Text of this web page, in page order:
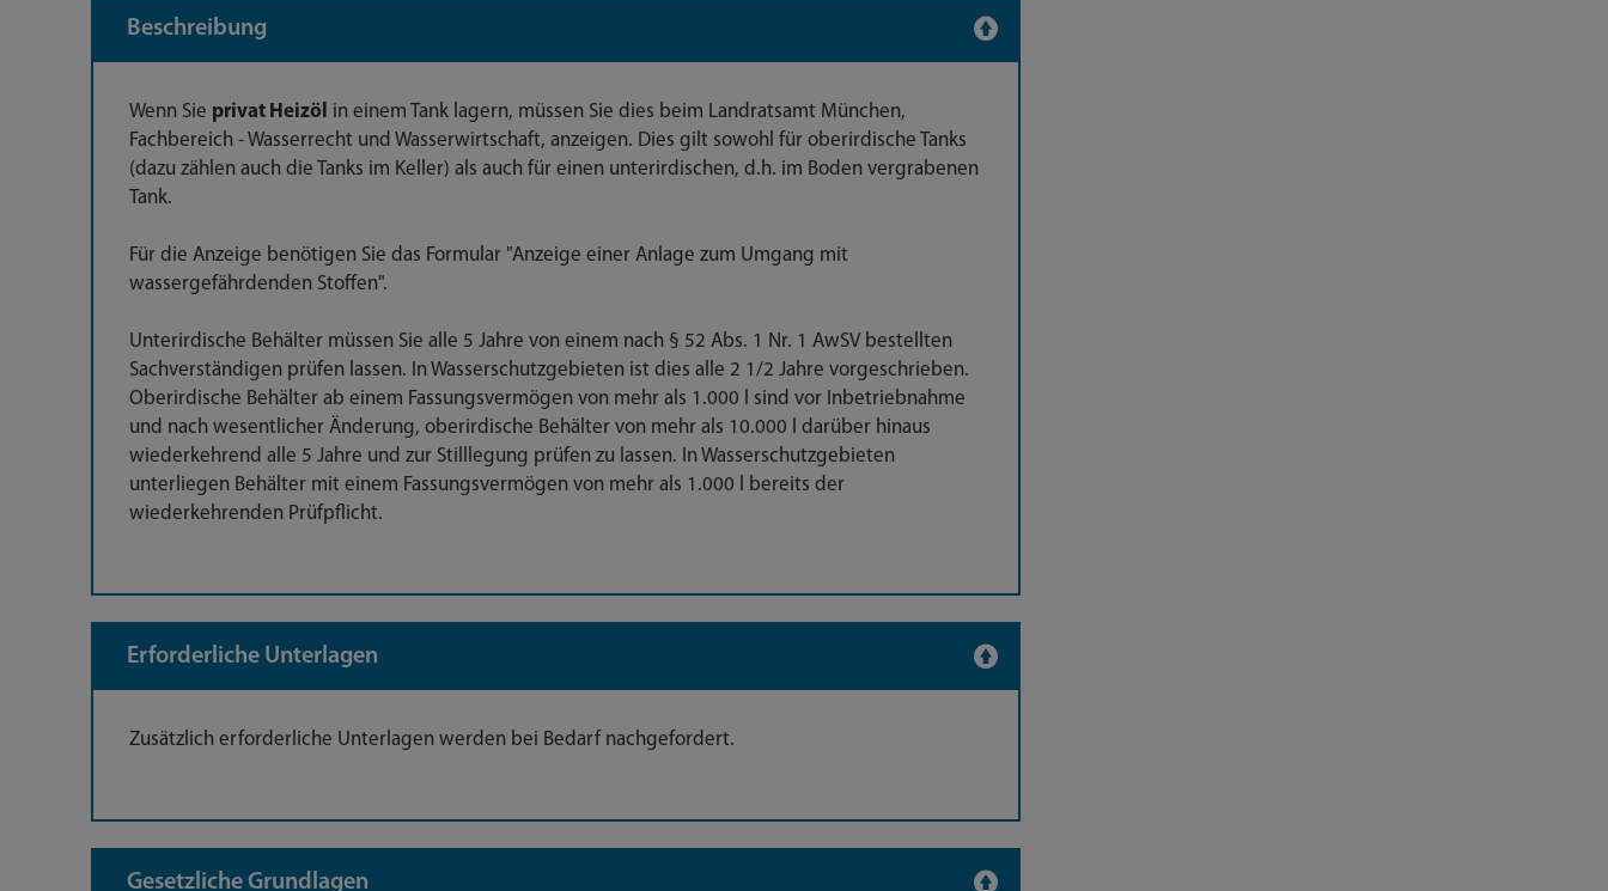
Beschreibung
Wenn Sie privat Heizöl
in einem Tank lagern, müssen Sie dies beim Landratsamt München,
Fachbereich - Wasserrecht und Wasserwirtschaft, anzeigen. Dies gilt sowohl für oberirdische Tanks
(dazu zählen auch die Tanks im Keller) als auch für einen unterirdischen, d.h. im Boden vergrabenen
Tank.
Für die Anzeige benötigen Sie das Formular "Anzeige einer Anlage zum Umgang mit
wassergefährdenden Stoffen".
Unterirdische Behälter müssen Sie alle 5 Jahre von einem nach § 52 Abs. 1 Nr. 1 AwSV bestellten
Sachverständigen prüfen lassen. In Wasserschutzgebieten ist dies alle 2 1/2 Jahre vorgeschrieben.
Oberirdische Behälter ab einem Fassungsvermögen von mehr als 1.000 l sind vor Inbetriebnahme
und nach wesentlicher Änderung, oberirdische Behälter von mehr als 10.000 l darüber hinaus
wiederkehrend alle 5 Jahre und zur Stilllegung prüfen zu lassen. In Wasserschutzgebieten
unterliegen Behälter mit einem Fassungsvermögen von mehr als 1.000 l bereits der
wiederkehrenden Prüfpflicht.
Erforderliche Unterlagen
Zusätzlich erforderliche Unterlagen werden bei Bedarf nachgefordert.
Gesetzliche Grundlagen